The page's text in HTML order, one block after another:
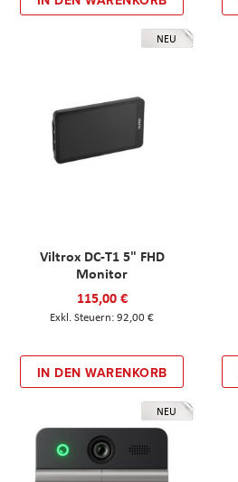
NEU
Viltrox DC-T1 5" FHD
Monitor
115,00 €
92,00 €
IN DEN WARENKORB
NEU